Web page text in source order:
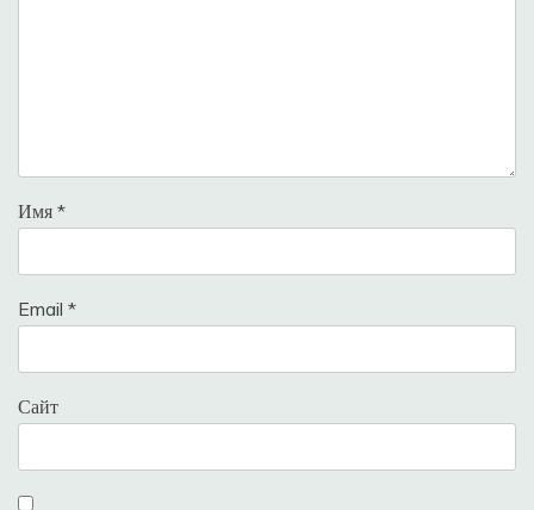
Имя *
Email *
Сайт